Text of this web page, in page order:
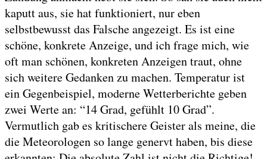
kaputt aus, sie hat funktioniert, nur eben
selbstbewusst das Falsche angezeigt. Es ist eine
schöne, konkrete Anzeige, und ich frage mich, wie
oft man schönen, konkreten Anzeigen traut, ohne
sich weitere Gedanken zu machen. Temperatur ist
ein Gegenbeispiel, moderne Wetterberichte geben
zwei Werte an: “14 Grad, gefühlt 10 Grad”.
Vermutlich gab es kritischere Geister als meine, die
die Meteorologen so lange genervt haben, bis diese